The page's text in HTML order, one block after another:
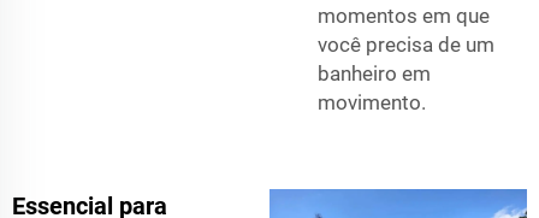
momentos em que
você precisa de um
banheiro em
movimento.
Essencial para